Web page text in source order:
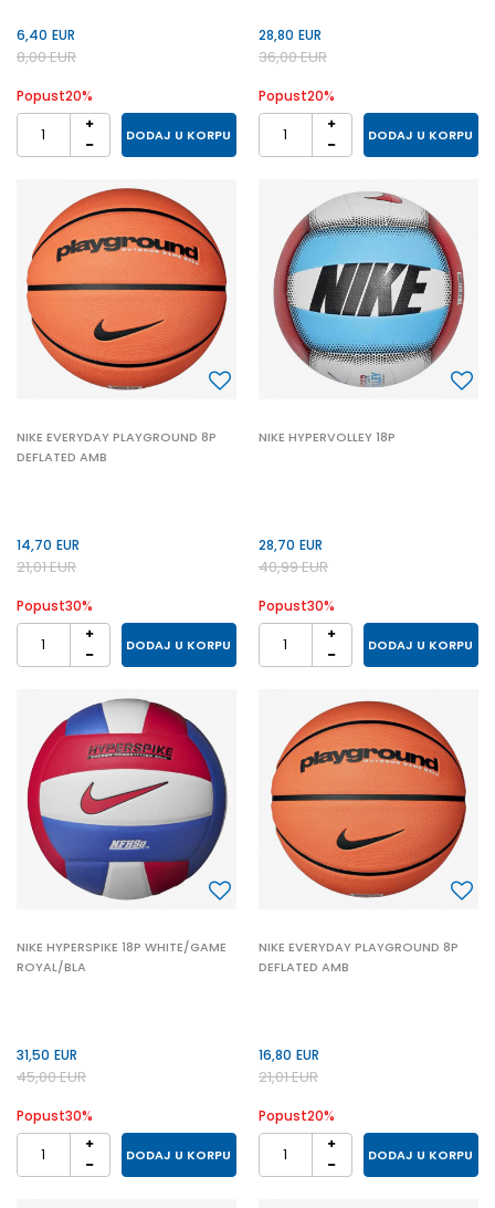
6,40 EUR
8,00EUR
Popust20%
DODAJ U KORPU
28,80 EUR
36,00EUR
Popust20%
DODAJ U KORPU
NIKE EVERYDAY PLAYGROUND 8P
DEFLATED AMB
14,70 EUR
21,01EUR
Popust30%
DODAJ U KORPU
NIKE HYPERVOLLEY 18P
28,70 EUR
40,99EUR
Popust30%
DODAJ U KORPU
NIKE HYPERSPIKE 18P WHITE/GAME
ROYAL/BLA
31,50 EUR
45,00EUR
Popust30%
DODAJ U KORPU
NIKE EVERYDAY PLAYGROUND 8P
DEFLATED AMB
16,80 EUR
21,01EUR
Popust20%
DODAJ U KORPU